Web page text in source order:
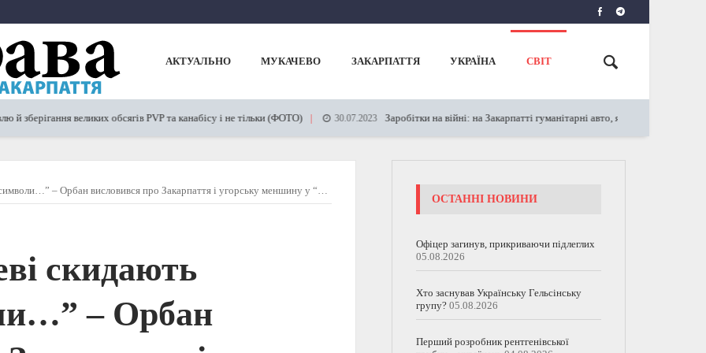
АКТУАЛЬНО МУКАЧЕВО ЗАКАРПАТТЯ УКРАЇНА СВІТ
великих обсягів PVP та канабісу і не тільки (ФОТО) 30.07.2023 Заробітки на війні: на Закарпатті гуманітарні авто, які фактично мали
– Орбан висловився про Закарпаття і угорську меншину у “Várkert Bazár”
скидають
– Орбан
ОСТАННІ НОВИНИ
Офіцер загинув, прикриваючи підлеглих
05.08.2026
Хто заснував Українську Гельсінську
групу? 05.08.2026
Перший розробник рентгенівської